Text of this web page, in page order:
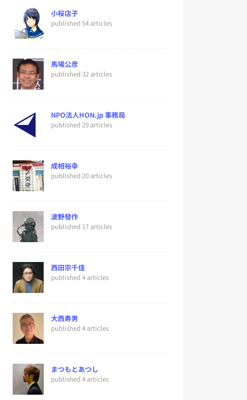
小桜店子
published 54 articles
馬場公彦
published 32 articles
NPO法人HON.jp 事務局
published 29 articles
成相裕幸
published 20 articles
波野發作
published 17 articles
西田宗千佳
published 4 articles
大西寿男
published 4 articles
まつもとあつし
published 4 articles